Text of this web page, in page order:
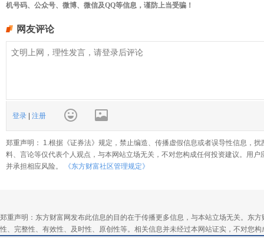
机号码、公众号、微博、微信及QQ等信息，谨防上当受骗！
网友评论
登录 | 注册
郑重声明： 1.根据《证券法》规定，禁止编造、传播虚假信息或者误导性信息，
料、言论等仅代表个人观点，与本网站立场无关，不对您构成任何投资建议。用
并承担相应风险。
《东方财富社区管理规定》
郑重声明：东方财富网发布此信息的目的在于传播更多信息，与本站立场无关。东
性、完整性、有效性、及时性、原创性等。相关信息并未经过本网站证实，不对您